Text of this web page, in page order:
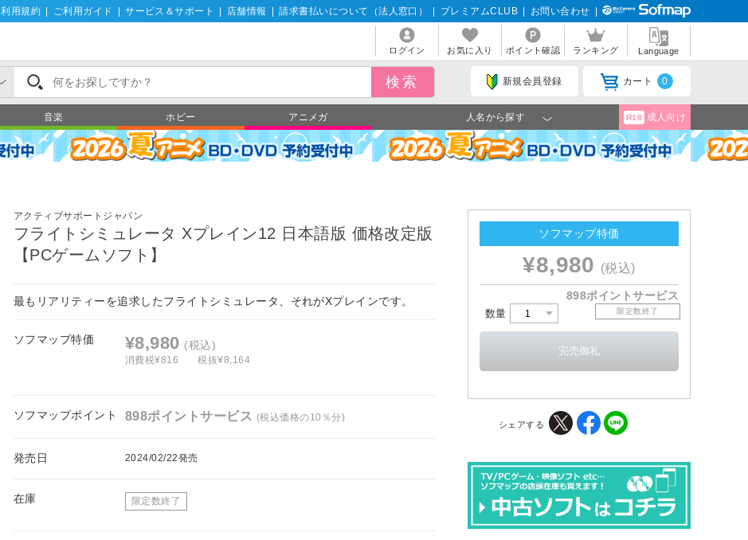
利用規約 ご利用ガイド サービス＆サポート 店舗情報 請求書払いについて（法人窓口） プレミアムCLUB お問い合わせ
ログイン お気に入り ポイント確認 ランキング Language
新規会員登録 カート 0
音楽 ホビー アニメガ 人名から探す R18 成人向け
アクティブサポートジャパン
フライトシミュレータ Xプレイン12 日本語版 価格改定版
【PCゲームソフト】
最もリアリティーを追求したフライトシミュレータ、それがXプレインです。
ソフマップ特価 ¥8,980 (税込)
消費税¥816 税抜¥8,164
ソフマップポイント 898ポイントサービス (税込価格の10％分)
発売日 2024/02/22発売
在庫 限定数終了
ソフマップ特価
¥8,980 (税込)
898ポイントサービス
数量 限定数終了
シェアする